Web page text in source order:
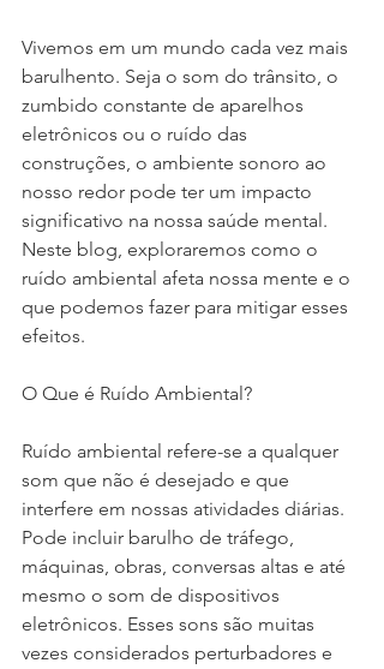
Vivemos em um mundo cada vez mais
barulhento. Seja o som do trânsito, o
zumbido constante de aparelhos
eletrônicos ou o ruído das
construções, o ambiente sonoro ao
nosso redor pode ter um impacto
significativo na nossa saúde mental.
Neste blog, exploraremos como o
ruído ambiental afeta nossa mente e o
que podemos fazer para mitigar esses
efeitos.
O Que é Ruído Ambiental?
Ruído ambiental refere-se a qualquer
som que não é desejado e que
interfere em nossas atividades diárias.
Pode incluir barulho de tráfego,
máquinas, obras, conversas altas e até
mesmo o som de dispositivos
eletrônicos. Esses sons são muitas
vezes considerados perturbadores e